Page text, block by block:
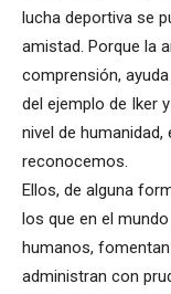
lucha deportiva se
amistad. Porque la
comprensión,
del ejemplo de Iker
nivel de
reconocemos.
Ellos, de alguna
los que en el
humanos,
administran con